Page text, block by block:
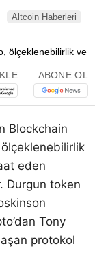
Altcoin Haberleri
ABONE OL
Blockchain
eden
Durgun token
Tony
protokol